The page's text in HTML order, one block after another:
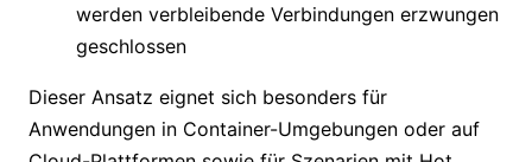
werden verbleibende Verbindungen erzwungen
geschlossen
Dieser Ansatz eignet sich besonders für
Anwendungen in Container-Umgebungen oder auf